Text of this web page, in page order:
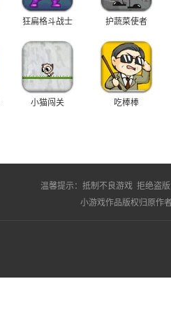
狂扁格斗战士 护蔬菜使者
小猫闯关 吃棒棒
温馨提示： 抵制不良游戏 拒绝盗
小游戏作品版权归原作